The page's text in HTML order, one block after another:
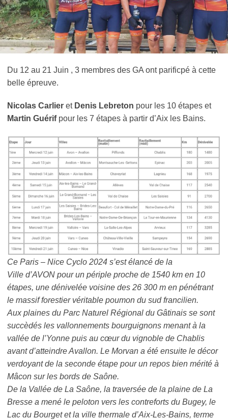
Du 12 au 21 Juin , 3 membres des GA ont parificpé à cette
belle épreuve.
Nicolas Carlier et Denis Lebreton pour les 10 étapes et
Martin Guérifpour les 7 étapes à partir d’Aix les Bains.
Ce Paris – Nice Cyclo 2024 s’est élancé de la
Ville d’AVON pour un périple proche de 1540 km en 10
étapes, une dénivelée voisine des 26 300 m en pénétrant
le massif forestier véritable poumon du sud francilien.
Aux plaines du Parc Naturel Régional du Gâtinais se sont
succèdés les vallonnements bourguignons menant à la
vallée de l’Yonne puis au cœur du vignoble de Chablis
avant d’atteindre Avallon. Le Morvan a été ensuite le décor
verdoyant de la seconde étape pour un repos bien mérité à
Mâcon sur les bords de Saône.
De la Vallée de La Saône, la traversée de la plaine de La
Bresse a mené le peloton vers les contreforts du Bugey, le
Lac du Bourget et la ville thermale d’Aix-Les-Bains, terme